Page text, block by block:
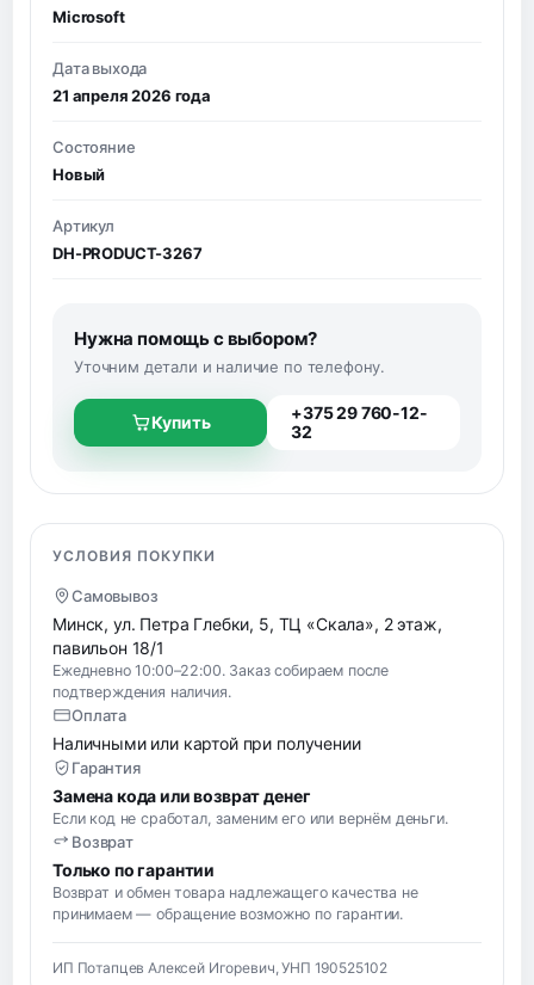
Microsoft
Дата выхода
21 апреля 2026 года
Состояние
Новый
Артикул
DH-PRODUCT-3267
Нужна помощь с выбором?
Уточним детали и наличие по телефону.
Купить
+375 29 760-12-
32
УСЛОВИЯ ПОКУПКИ
Самовывоз
Минск, ул. Петра Глебки, 5, ТЦ «Скала», 2 этаж,
павильон 18/1
Ежедневно 10:00–22:00. Заказ собираем после
подтверждения наличия.
Оплата
Наличными или картой при получении
Гарантия
Замена кода или возврат денег
Если код не сработал, заменим его или вернём деньги.
Возврат
Только по гарантии
Возврат и обмен товара надлежащего качества не
принимаем — обращение возможно по гарантии.
ИП Потапцев Алексей Игоревич, УНП 190525102